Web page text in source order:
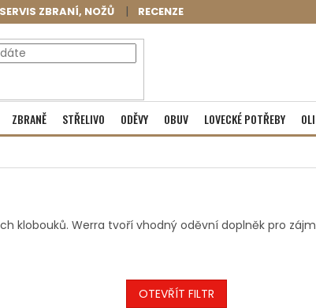
ZBRANÍ, NOŽŮ RECENZE
NÁKUPNÍ
KOŠÍK
Prázdný košík
ZBRANĚ STŘELIVO ODĚVY OBUV LOVECKÉ POTŘEBY
klobouků. Werra tvoří vhodný oděvní doplněk pro
OTEVŘÍT FILTR